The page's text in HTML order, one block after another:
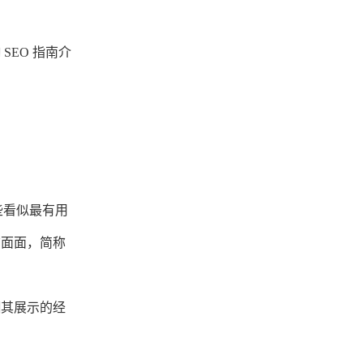
指南介
似最有用
面，简称
展示的经